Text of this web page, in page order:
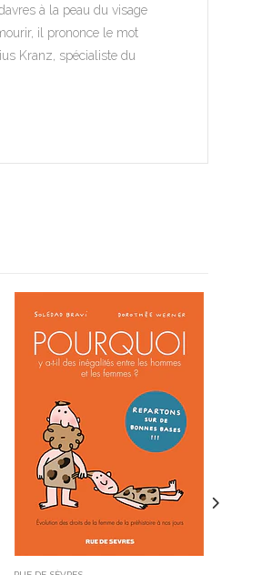
à la peau du visage
il prononce le mot
Kranz, spécialiste du